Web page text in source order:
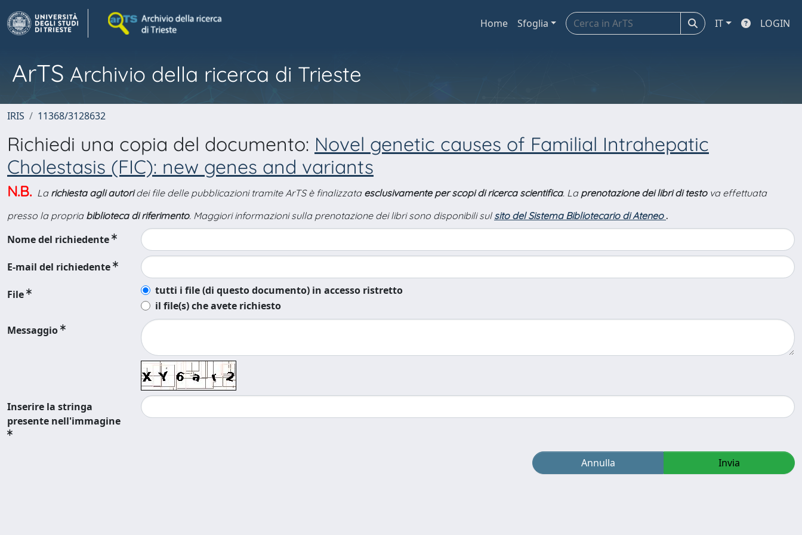
Home Sfoglia IT LOGIN
ArTS Archivio della ricerca di Trieste
IRIS 11368/3128632
Richiedi una copia del documento: Novel genetic causes of Familial Intrahepatic
Cholestasis (FIC): new genes and variants
N.B. La richiesta agli autoridei file delle pubblicazioni tramite ArTS è finalizzata esclusivamente per scopi di ricerca scientifica. La prenotazione dei libri di testova effettuata
presso la propria biblioteca di riferimento. Maggiori informazioni sulla prenotazione dei libri sono disponibili sul sito del Sistema Bibliotecario di Ateneo .
Nome del richiedente
E-mail del richiedente
File
tutti i file (di questo documento) in accesso ristretto
il file(s) che avete richiesto
Messaggio
Inserire la stringa
presente nell'immagine
Annulla Invia